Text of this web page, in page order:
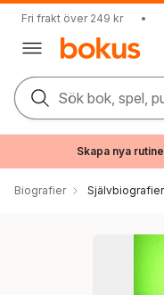
Fri frakt över 249 kr •
Sök bok, spel,
Skapa nya
Biografier